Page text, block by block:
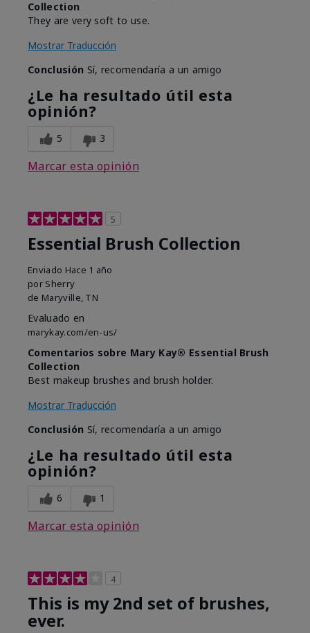
Collection
They are very soft to use.
Mostrar Traducción
Conclusión Sí, recomendaría a un amigo
¿Le ha resultado útil esta
opinión?
5 3
Marcar esta opinión
5
Essential Brush Collection
Enviado Hace 1 año
por Sherry
de Maryville, TN
Evaluado en
marykay.com/en-us/
Comentarios sobre Mary Kay® Essential Brush
Collection
Best makeup brushes and brush holder.
Mostrar Traducción
Conclusión Sí, recomendaría a un amigo
¿Le ha resultado útil esta
opinión?
6 1
Marcar esta opinión
4
This is my 2nd set of brushes,
ever.